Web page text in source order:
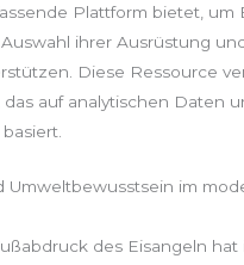
Plattform bietet, um
ihrer Ausrüstung
Diese Ressource
auf analytischen Daten
Umweltbewusstsein im
des Eisangeln hat